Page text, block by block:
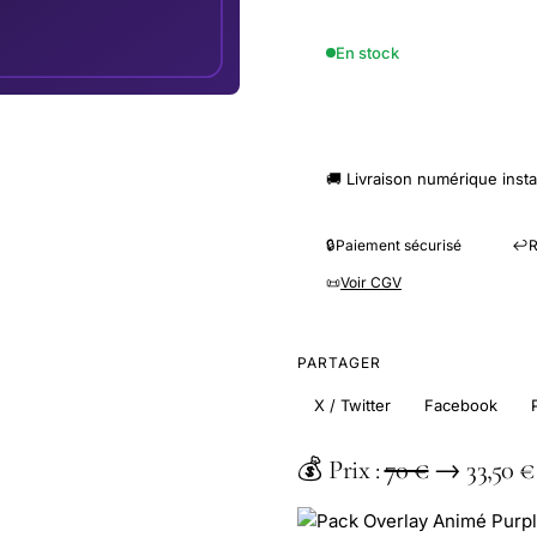
En stock
🚚 Livraison numérique
🔒Paiement sécurisé ↩️
📜Voir CGV
PARTAGER
X / Twitter Facebook
💰 Prix :70 €→ 33,50 €